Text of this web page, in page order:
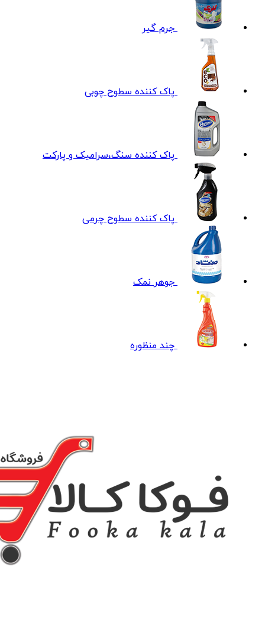
جرم گیر
پاک کننده سطوح چوبی
پاک کننده سنگ،سرامیک و پارکت
پاک کننده سطوح چرمی
جوهر نمک
چند منظوره